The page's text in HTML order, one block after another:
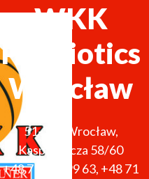
WKK
ProBiotics
Wrocław
51-136 Wrocław,
Kasprowicza 58/60
+48 71 327 99 63, +48 71